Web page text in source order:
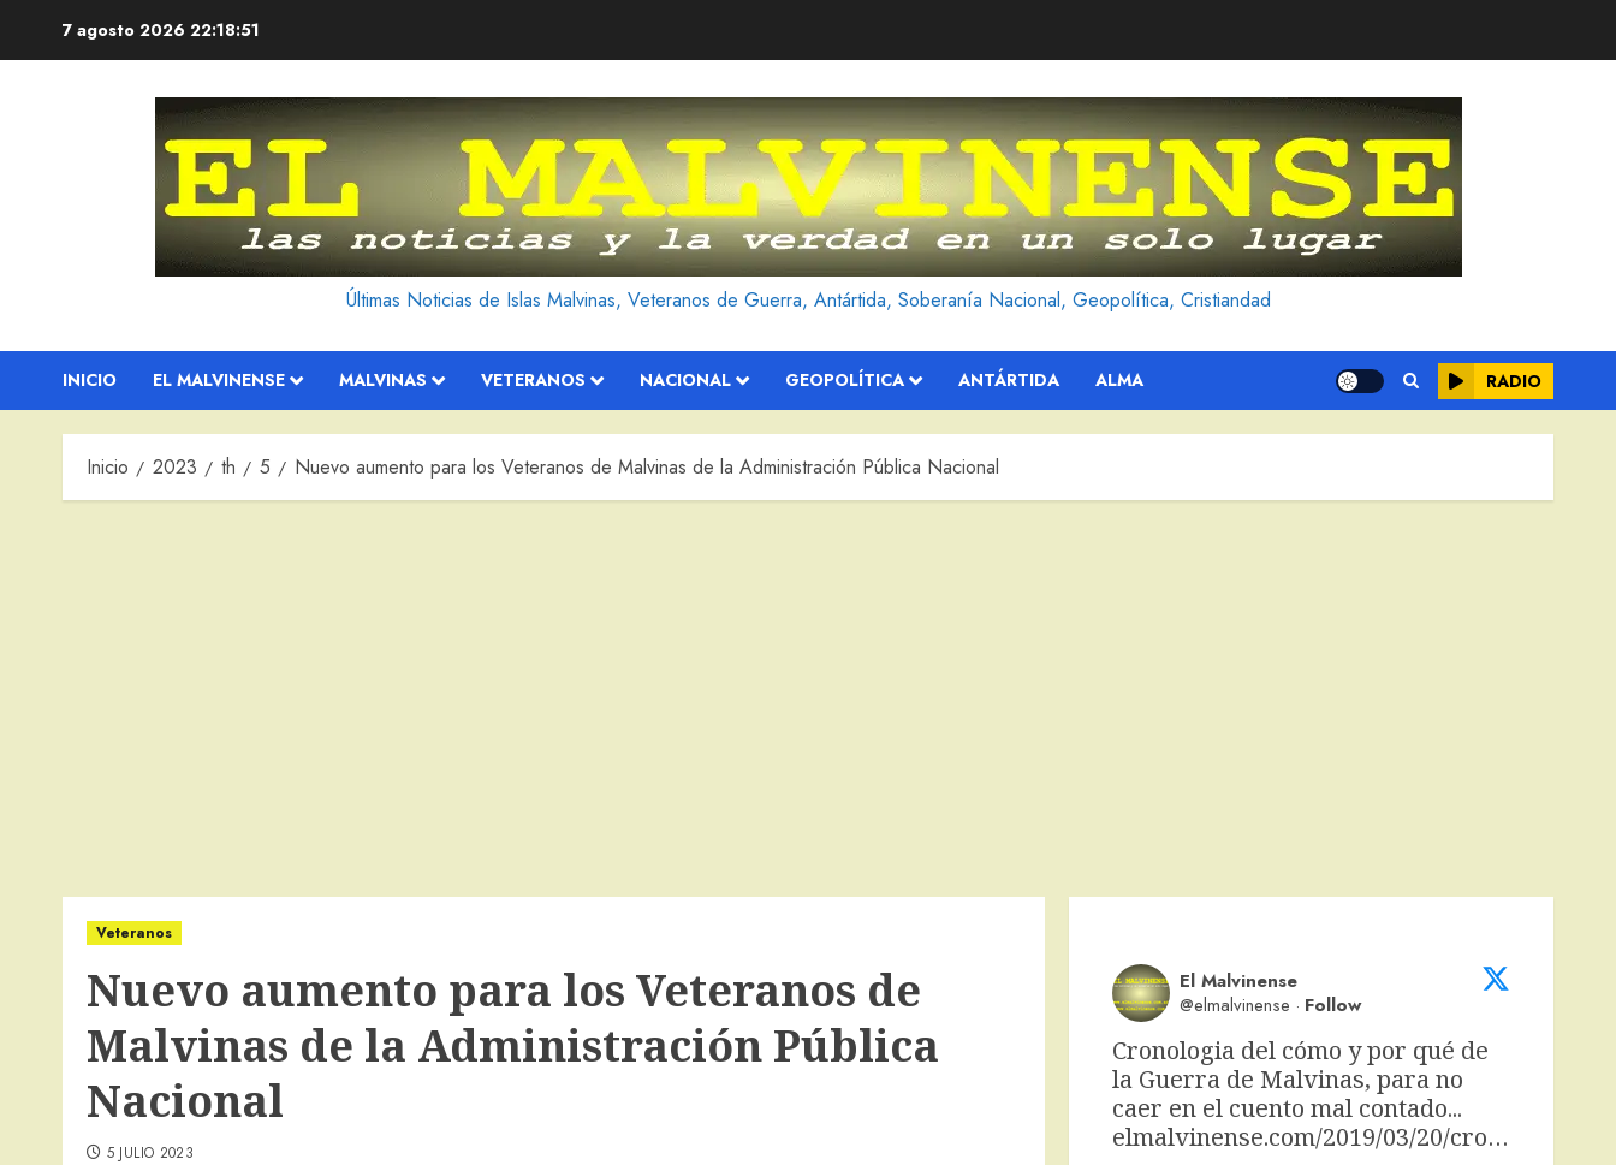
7 agosto 2026 22:18:52
Últimas Noticias de Islas Malvinas, Veteranos de Guerra, Antártida, Soberanía Nacional, Geopolítica, Cristiandad
INICIO EL MALVINENSE MALVINAS VETERANOS NACIONAL GEOPOLÍTICA ANTÁRTIDA ALMA RADIO
Inicio 2023 th 5 Nuevo aumento para los Veteranos de Malvinas de la Administración Pública Nacional
Veteranos
Nuevo aumento para los Veteranos de
Malvinas de la Administración Pública
Nacional
5 JULIO 2023
El Malvinense
@elmalvinense · Follow
Cronologia del cómo y por qué de
la Guerra de Malvinas, para no
elmalvinense.com/2019/03/20/cro…